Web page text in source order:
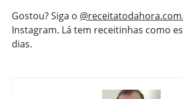
Gostou? Siga o
Instagram. Lá tem receitinhas como
dias.